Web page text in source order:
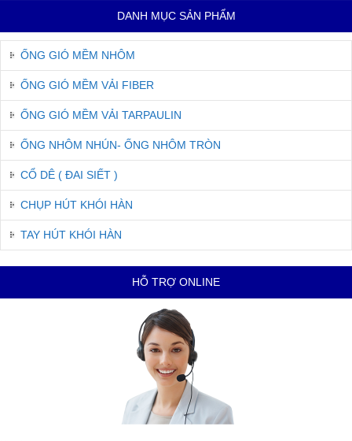
DANH MỤC SẢN PHẨM
ỐNG GIÓ MỀM NHÔM
ỐNG GIÓ MỀM VẢI FIBER
ỐNG GIÓ MỀM VẢI TARPAULIN
ỐNG NHÔM NHÚN- ỐNG NHÔM TRÒN
CỔ DÊ ( ĐAI SIẾT )
CHỤP HÚT KHÓI HÀN
TAY HÚT KHÓI HÀN
HỖ TRỢ ONLINE